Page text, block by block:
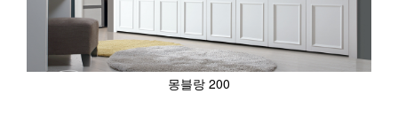
몽블랑 200